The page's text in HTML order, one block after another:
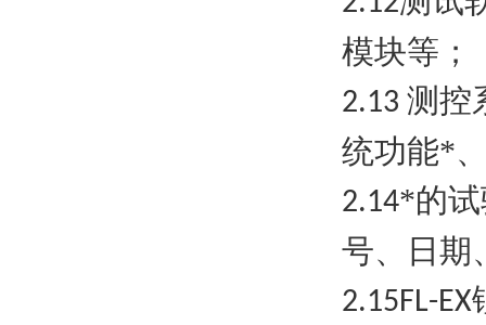
模块等；
2.13 测控
统功能*
2.14*的
号、日期
2.15FL-EX